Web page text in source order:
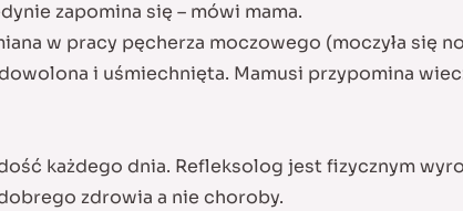
zapomina się – mówi mama.
w pracy pęcherza moczowego (moczyła się
i uśmiechnięta. Mamusi przypomina
każdego dnia. Refleksolog jest fizycznym
zdrowia a nie choroby.